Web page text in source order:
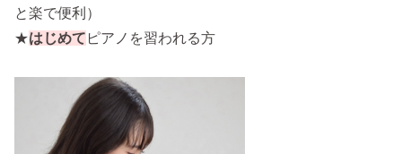
と楽で便利）
★はじめて ピアノを習われる方